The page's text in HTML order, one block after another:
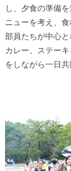
し、夕食の準備
ニューを考え、
部員たちが中心
カレー、ステー
をしながら一日